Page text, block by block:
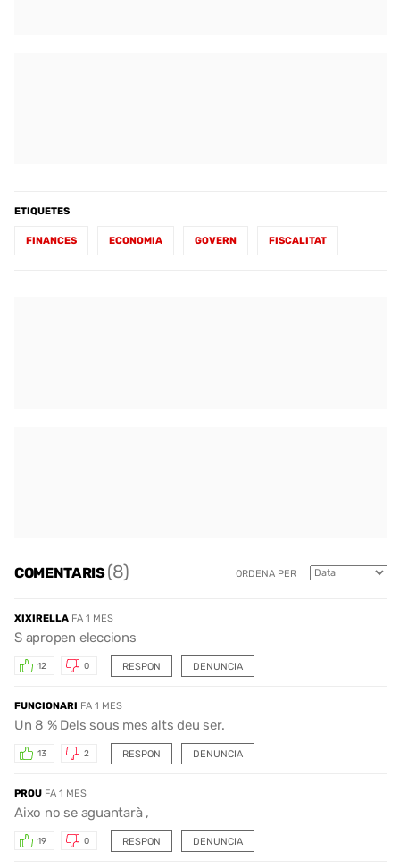
ETIQUETES
FINANCES ECONOMIA GOVERN FISCALITAT
COMENTARIS(8) ORDENA PER
XIXIRELLA FA 1 MES
S apropen eleccions
RESPON
12 0 DENUNCIA
FUNCIONARI FA 1 MES
Un 8 % Dels sous mes alts deu ser.
RESPON
13 2 DENUNCIA
PROU FA 1 MES
Aixo no se aguantarà ,
RESPON
19 0 DENUNCIA